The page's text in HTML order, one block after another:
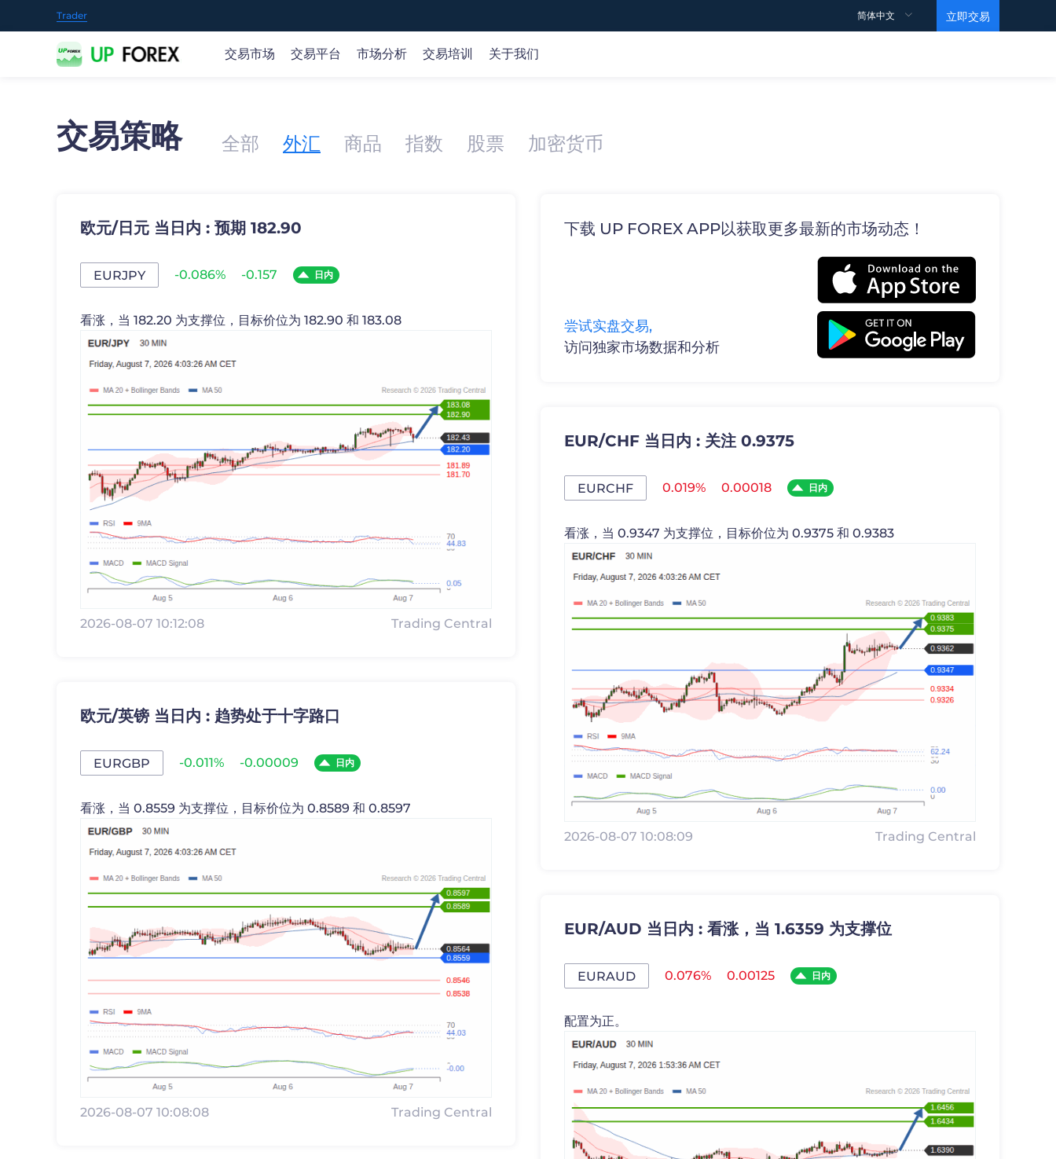
Trader 简体中文 立即交易
交易市场
交易全球市场
提供70+种交易产品，包括35+外汇货币对、黄金、石
开户
或 尝试免费模拟账户
外汇
ECN帐户
交易平台
随时随地开启交易
我们的产品支持多种下载和使用方式，包括iOS、Android、Web和MT5交易平台。
苹果商店
市场分析
市场新闻和研究
随时了解实时的市场观点及机会，可操作的交易理念和专
交易策略
投行订单
交易培训
教育概况
UP FOREX 在交易过程的每个阶段为您提供帮助。
基础知识
Level 1
关于我们
关于UP FOREX
我们是值得信赖的在线交易提供商，通过我们创新性的平
开户
或 尝试免费模拟账户
关于我们
条款和条件
交易策略 全部 外汇 商品 指数 股票 加密货币
欧元/日元 当日内 : 预期 182.90
EURJPY -0.086% -0.157 日内
看涨，当 182.20 为支撑位，目标价位为 182.90 和 183.08
2026-08-07 10:12:08 Trading Central
欧元/英镑 当日内 : 趋势处于十字路口
EURGBP -0.011% -0.00009 日内
看涨，当 0.8559 为支撑位，目标价位为 0.8589 和 0.8597
2026-08-07 10:08:08 Trading Central
下载 UP FOREX APP以获取更多最新的市场动态！
尝试实盘交易,
访问独家市场数据和分析
EUR/CHF 当日内 : 关注 0.9375
EURCHF 0.019% 0.00018 日内
看涨，当 0.9347 为支撑位，目标价位为 0.9375 和 0.9383
2026-08-07 10:08:09 Trading Central
EUR/AUD 当日内 : 看涨，当 1.6359 为支撑位
EURAUD 0.076% 0.00125 日内
配置为正。